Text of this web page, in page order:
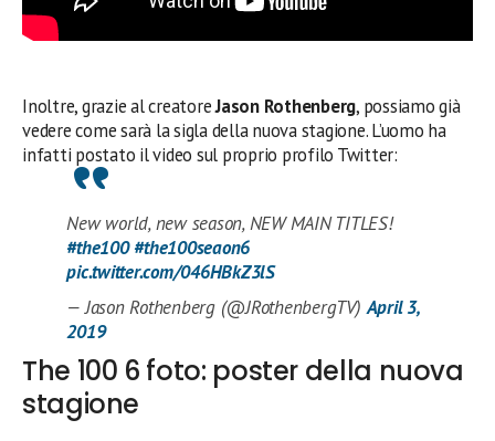
Inoltre, grazie al creatoreJason Rothenberg, possiamo già
vedere come sarà la sigla della nuova stagione. L’uomo ha
infatti postato il video sul proprio profilo Twitter:
New world, new season, NEW MAIN TITLES!
#the100 #the100seaon6
pic.twitter.com/046HBkZ3lS
— Jason Rothenberg (@JRothenbergTV)April 3,
2019
The 100 6 foto: poster della nuova
stagione